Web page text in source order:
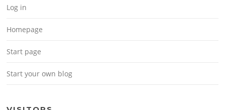
Log in
Homepage
Start page
Start your own blog